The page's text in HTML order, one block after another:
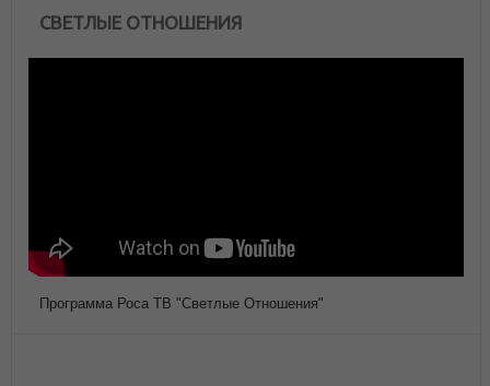
СВЕТЛЫЕ ОТНОШЕНИЯ
Программа Роса ТВ "Светлые Отношения"